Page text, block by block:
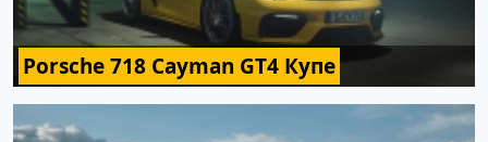
Porsche 718 Cayman GT4 Купе